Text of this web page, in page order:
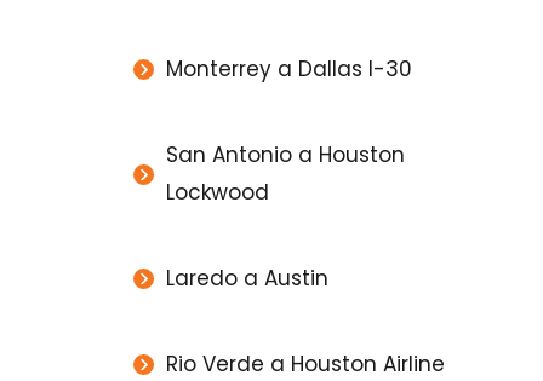
Monterrey a Dallas I-30
San Antonio a Houston
Lockwood
Laredo a Austin
Rio Verde a Houston Airline